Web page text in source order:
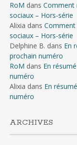
RoM dans Comment
sociaux – Hors-série
Alixia dans Comment
sociaux – Hors-série
Delphine B. dans En
prochain numéro
RoM dans En
numéro
Alixia dans En
numéro
ARCHIVES